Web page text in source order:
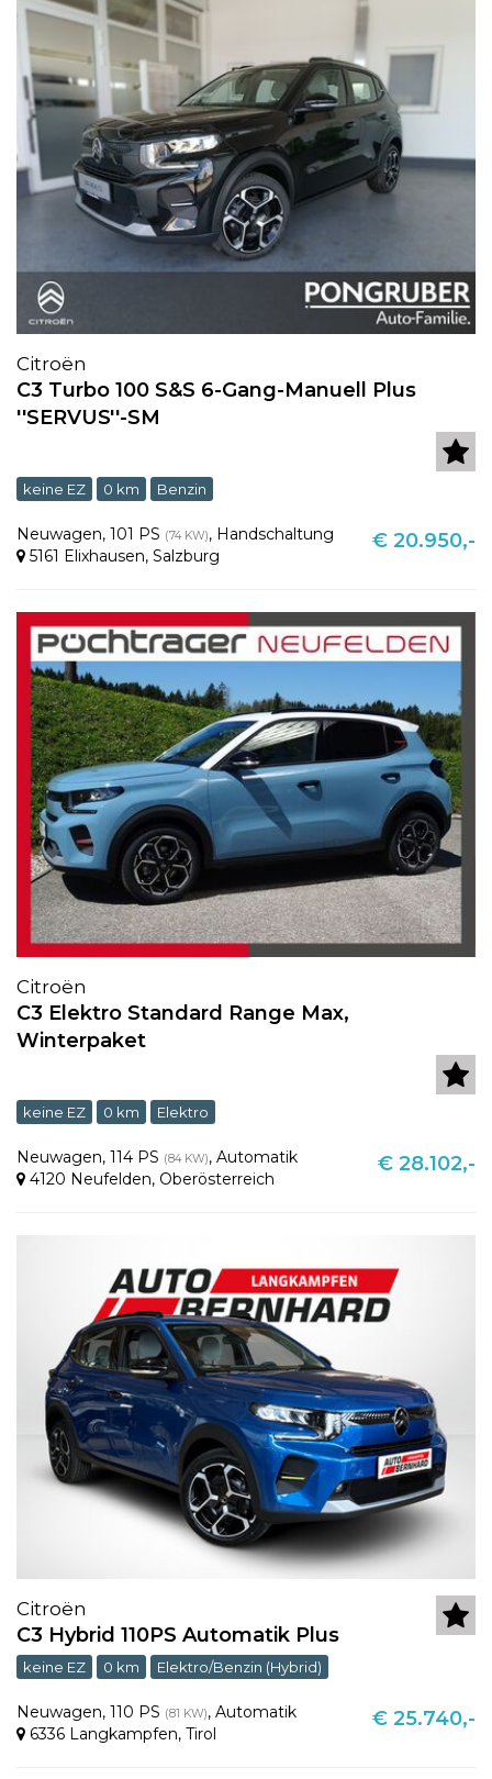
Citroën
C3 Turbo 100 S&S 6-Gang-Manuell Plus
''SERVUS''-SM
keine EZ 0 km Benzin
Neuwagen, 101 PS (74 KW), Handschaltung
5161 Elixhausen, Salzburg
€ 20.950,-
Citroën
C3 Elektro Standard Range Max,
Winterpaket
keine EZ 0 km Elektro
Neuwagen, 114 PS (84 KW), Automatik
4120 Neufelden, Oberösterreich
€ 28.102,-
Citroën
C3 Hybrid 110PS Automatik Plus
keine EZ 0 km Elektro/Benzin (Hybrid)
Neuwagen, 110 PS (81 KW), Automatik
6336 Langkampfen, Tirol
€ 25.740,-